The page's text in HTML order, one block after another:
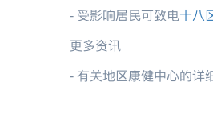
- 受影响居民可致电十八
更多资讯
- 有关地区康健中心的详